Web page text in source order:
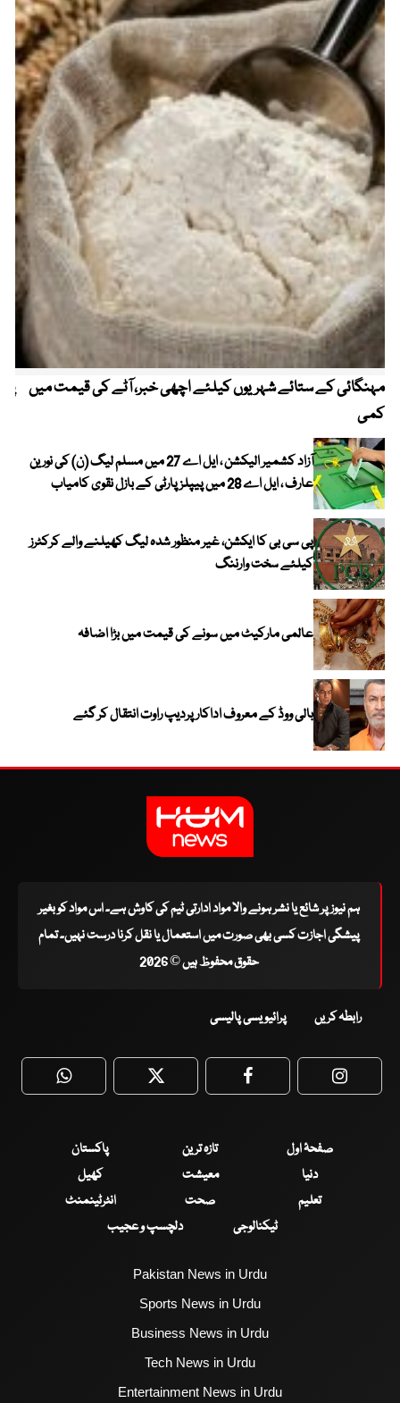
مہنگائی کے ستائے شہریوں کیلئے اچھی خبر، آٹے کی قیمت میں
کمی
آزاد کشمیر الیکشن ، ایل اے 27 میں مسلم لیگ (ن) کی نورین
عارف ، ایل اے 28 میں پیپلز پارٹی کے بازل نقوی کامیاب
پی سی بی کا ایکشن، غیر منظور شدہ لیگ کھیلنے والے کرکٹرز
کیلئے سخت وارننگ
عالمی مارکیٹ میں سونے کی قیمت میں بڑا اضافہ
بالی ووڈ کے معروف اداکار پردیپ راوت انتقال کر گئے
ہم نیوز پر شائع یا نشر ہونے والا مواد ادارتی ٹیم کی کاوش ہے۔ اس مواد کو بغیر
پیشگی اجازت کسی بھی صورت میں استعمال یا نقل کرنا درست نہیں۔ تمام
حقوق محفوظ ہیں © 2026
رابطہ کریں پرائیویسی پالیسی
WhatsApp Twitter Facebook
صفحۂ اول تازہ ترین
پاکستان
دنیا
معیشت
کھیل
تعلیم
صحت
انٹرٹینمنٹ
ٹیکنالوجی
دلچسپ و عجیب
Pakistan News in Urdu
Sports News in Urdu
Business News in Urdu
Tech News in Urdu
Entertainment News in Urdu